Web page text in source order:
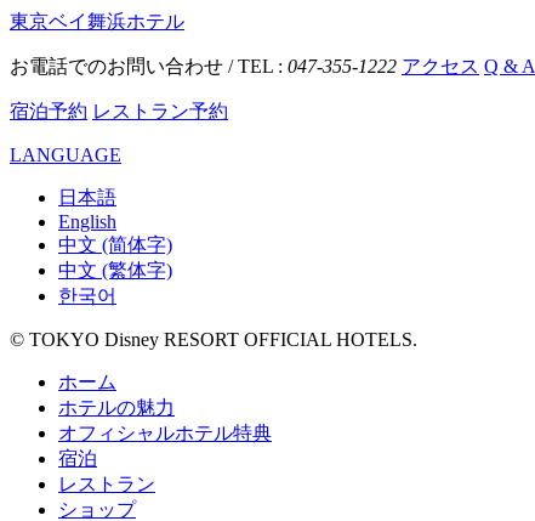
東京ベイ舞浜ホテル
お電話でのお問い合わせ / TEL : 047-355-1222 アクセス Q & A
宿泊予約 レストラン予約
LANGUAGE
日本語
English
中文 (简体字)
中文 (繁体字)
한국어
© TOKYO Disney RESORT OFFICIAL HOTELS.
ホーム
ホテルの魅力
オフィシャルホテル特典
宿泊
レストラン
ショップ